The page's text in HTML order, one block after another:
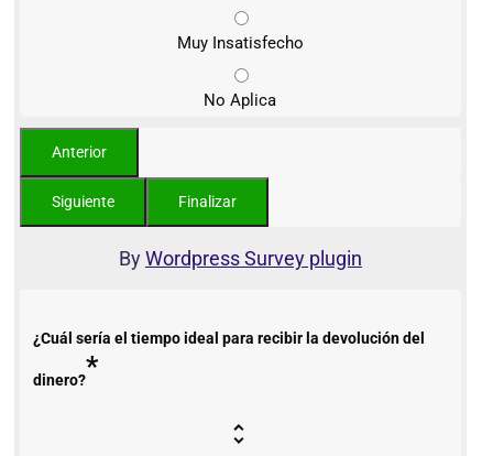
Muy Insatisfecho
No Aplica
ByWordpress Survey plugin
¿Cuál sería el tiempo ideal para recibir la devolución del
dinero?*